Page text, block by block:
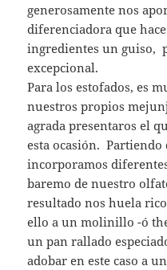
generosamente nos
diferenciadora que
ingredientes un guiso,
excepcional.
Para los estofados, es
nuestros propios
agrada presentaros el
esta ocasión.
incorporamos
baremo de nuestro
resultado nos huela
ello a un molinillo -ó
un pan rallado
adobar en este caso a